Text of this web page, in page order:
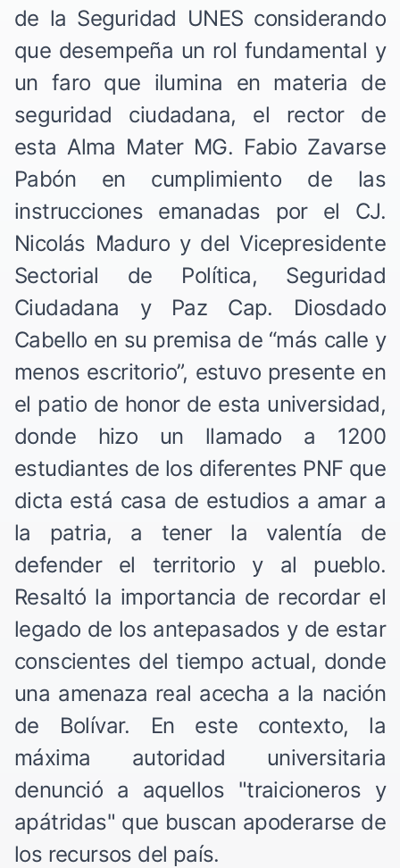
de la Seguridad UNES considerando
que desempeña un rol fundamental y
un faro que ilumina en materia de
seguridad ciudadana, el rector de
esta Alma Mater MG. Fabio Zavarse
Pabón en cumplimiento de las
instrucciones emanadas por el CJ.
Nicolás Maduro y del Vicepresidente
Sectorial de Política, Seguridad
Ciudadana y Paz Cap. Diosdado
Cabello en su premisa de “más calle y
menos escritorio”, estuvo presente en
el patio de honor de esta universidad,
donde hizo un llamado a 1200
estudiantes de los diferentes PNF que
dicta está casa de estudios a amar a
la patria, a tener la valentía de
defender el territorio y al pueblo.
Resaltó la importancia de recordar el
legado de los antepasados y de estar
conscientes del tiempo actual, donde
una amenaza real acecha a la nación
de Bolívar. En este contexto, la
máxima autoridad universitaria
denunció a aquellos "traicioneros y
apátridas" que buscan apoderarse de
los recursos del país.